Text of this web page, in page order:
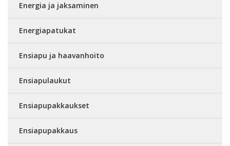
Energia ja jaksaminen
Energiapatukat
Ensiapu ja haavanhoito
Ensiapulaukut
Ensiapupakkaukset
Ensiapupakkaus